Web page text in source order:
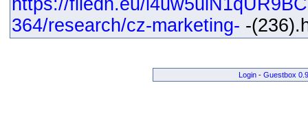
https://filedn.eu/
364/research/cz-marketing- -
Login- Guestbox